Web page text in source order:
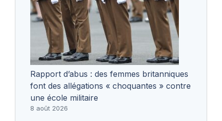
Rapport d’abus : des femmes britanniques
font des allégations « choquantes » contre
une école militaire
8 août 2026